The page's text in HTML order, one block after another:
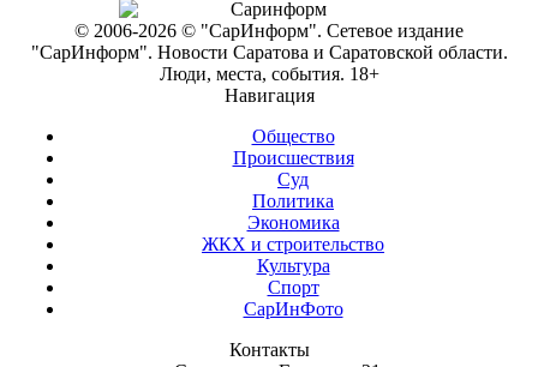
© 2006-2026 © "СарИнформ". Сетевое издание
"СарИнформ". Новости Саратова и Саратовской области.
Люди, места, события. 18+
Навигация
Общество
Происшествия
Суд
Политика
Экономика
ЖКХ и строительство
Культура
Спорт
СарИнФото
Контакты